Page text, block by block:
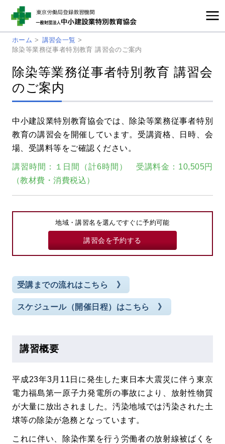
ホーム > 講習会一覧 >
除染等業務従事者特別教育 講習会のご案内
除染等業務従事者特別教育 講習会
のご案内
中小建設業特別教育協会では、除染等業務従事者特別
教育の講習会を開催しています。受講資格、日時、会
場、受講料等をご確認ください。
講習時間：１日間（計6時間） 受講料金：10,505円
（教材費・消費税込）
地域・講習名を選んですぐに予約可能
講習会を予約する
受講までの流れはこちら 》
スケジュール（開催日程）はこちら 》
講習概要
平成23年3月11日に発生した東日本大震災に伴う東京
電力福島第一原子力発電所の事故により、放射性物質
が大量に放出されました。汚染地域では汚染された土
壌等の除染が急務となっています。
これに伴い、除染作業を行う労働者の放射線被ばくを